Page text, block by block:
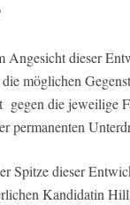
Angesicht dieser
möglichen
gegen die jeweilige
permanenten
Spitze dieser
Kandidatin